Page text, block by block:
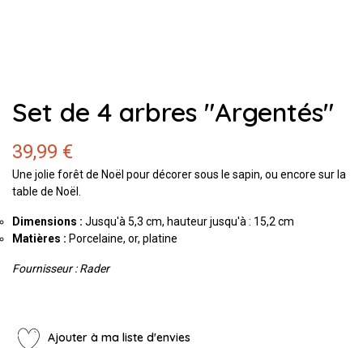
Set de 4 arbres "Argentés"
39,99 €
Une jolie forêt de Noël pour décorer sous le sapin, ou encore sur la
table de Noël.
Dimensions : Jusqu'à 5,3 cm, hauteur jusqu'à : 15,2 cm
Matières : Porcelaine, or, platine
Fournisseur : Rader
Ajouter à ma liste d'envies